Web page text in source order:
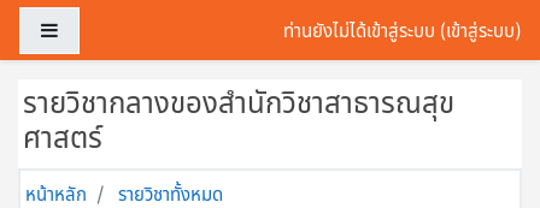
ข้ามไปที่เนื้อหาหลัก
ท่านยังไม่ได้เข้าสู่ระบบ (เข้าสู่ระบบ)
รายวิชากลางของสำนักวิชาสาธารณสุข
ศาสตร์
หน้าหลัก
รายวิชาทั้งหมด